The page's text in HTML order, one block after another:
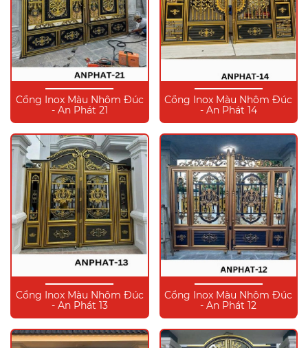
Cổng Inox Màu Nhôm Đúc
- An Phát 21
Cổng Inox Màu Nhôm Đúc
- An Phát 14
Cổng Inox Màu Nhôm Đúc
- An Phát 13
Cổng Inox Màu Nhôm Đúc
- An Phát 12